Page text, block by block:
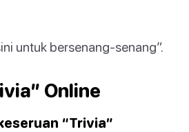
untuk bersenang-senang”.
Online
“Trivia”